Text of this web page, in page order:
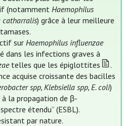
(notamment Haemophilus
catharralis) grâce à leur meilleure
sur Haemophilus influenzae
dans les infections graves à
telles que les épiglottites
.
acquise croissante des bacilles
spp, Klebsiella spp, E. coli)
la propagation de β-
étendu” (ESBL).
par nature.